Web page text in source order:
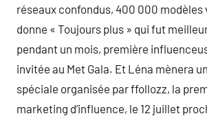
réseaux confondus, 400 000 modèles
donne « Toujours plus » qui fut
pendant un mois, première
invitée au Met Gala. Et Léna mènera
spéciale organisée par ffollozz, la
marketing d’influence, le 12 juillet